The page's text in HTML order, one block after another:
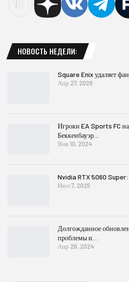
НОВОСТЬ НЕДЕЛИ:
Square Enix удаляет
Апр 27, 2026
Игроки EA Sports FC
Беккенбауэр…
Янв 10, 2024
Nvidia RTX 5060 Super:
Июл 7, 2025
Долгожданное
проблемы и…
Апр 26, 2024